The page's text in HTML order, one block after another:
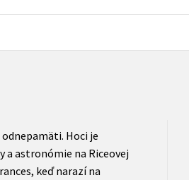
Hoci je
astronómie na Riceovej
keď narazí na